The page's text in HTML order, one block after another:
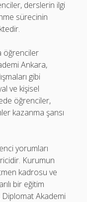
derslerin ilgi
sürecinin
öğrenciler
Ankara,
gibi
ve kişisel
öğrenciler,
kazanma şansı
yorumları
Kurumun
kadrosu ve
bir eğitim
Diplomat Akademi